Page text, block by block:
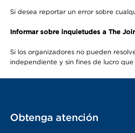
Si desea reportar un error sobre
Informar sobre inquietudes a The
Si los organizadores no pueden
independiente y sin fines de lucro
Obtenga atención